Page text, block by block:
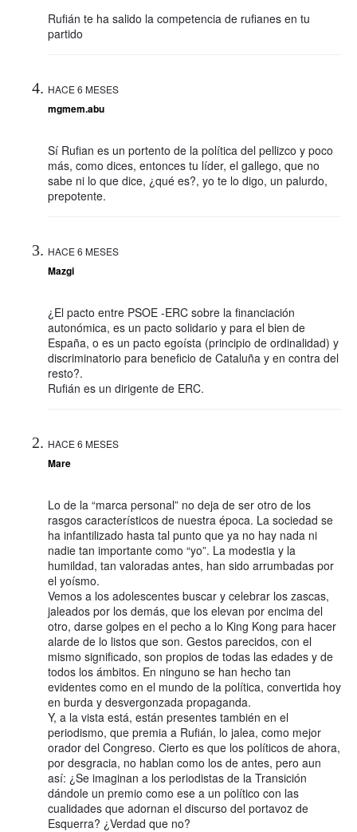
Rufián te ha salido la competencia de rufianes en tu
partido
HACE 6 MESES
mgmem.abu
Sí Rufian es un portento de la política del pellizco y poco
más, como dices, entonces tu líder, el gallego, que no
sabe ni lo que dice, ¿qué es?, yo te lo digo, un palurdo,
prepotente.
HACE 6 MESES
Mazgi
¿El pacto entre PSOE -ERC sobre la financiación
autonómica, es un pacto solidario y para el bien de
España, o es un pacto egoísta (principio de ordinalidad) y
discriminatorio para beneficio de Cataluña y en contra del
resto?.
Rufián es un dirigente de ERC.
HACE 6 MESES
Mare
Lo de la “marca personal” no deja de ser otro de los
rasgos característicos de nuestra época. La sociedad se
ha infantilizado hasta tal punto que ya no hay nada ni
nadie tan importante como “yo”. La modestia y la
humildad, tan valoradas antes, han sido arrumbadas por
el yoísmo.
Vemos a los adolescentes buscar y celebrar los zascas,
jaleados por los demás, que los elevan por encima del
otro, darse golpes en el pecho a lo King Kong para hacer
alarde de lo listos que son. Gestos parecidos, con el
mismo significado, son propios de todas las edades y de
todos los ámbitos. En ninguno se han hecho tan
evidentes como en el mundo de la política, convertida hoy
en burda y desvergonzada propaganda.
Y, a la vista está, están presentes también en el
periodismo, que premia a Rufián, lo jalea, como mejor
orador del Congreso. Cierto es que los políticos de ahora,
por desgracia, no hablan como los de antes, pero aun
así: ¿Se imaginan a los periodistas de la Transición
dándole un premio como ese a un político con las
cualidades que adornan el discurso del portavoz de
Esquerra? ¿Verdad que no?